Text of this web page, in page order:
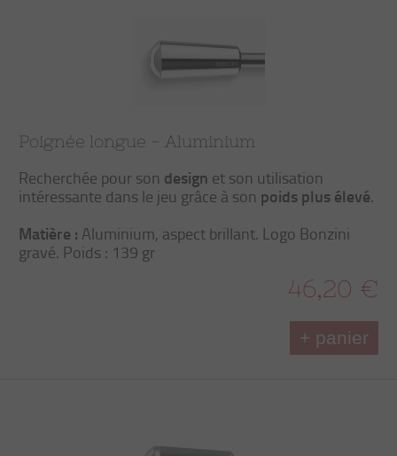
Poignée longue - Aluminium
Recherchée pour son design et son utilisation
intéressante dans le jeu grâce à son poids plus élevé.
Matière : Aluminium, aspect brillant. Logo Bonzini
gravé. Poids : 139 gr
46,20 €
+ panier